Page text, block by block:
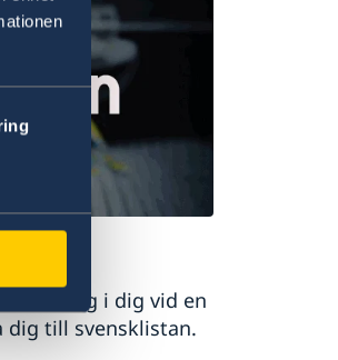
få tag i dig vid en
dig till svensklistan.